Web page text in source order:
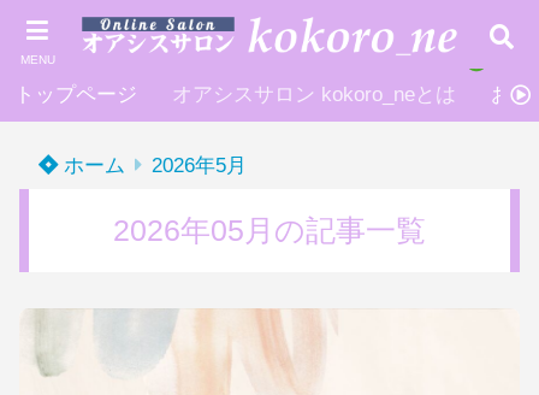
MENU
トップページ オアシスサロン kokoro_neとは お申
ホーム 2026年5月
2026年05月の記事一覧